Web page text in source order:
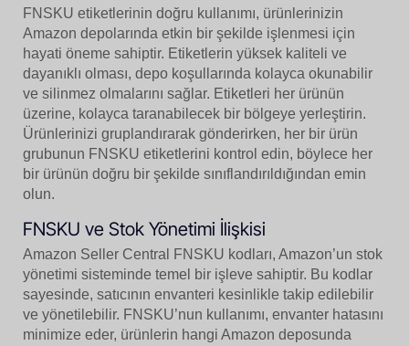
FNSKU etiketlerinin doğru kullanımı, ürünlerinizin
Amazon depolarında etkin bir şekilde işlenmesi için
hayati öneme sahiptir. Etiketlerin yüksek kaliteli ve
dayanıklı olması, depo koşullarında kolayca okunabilir
ve silinmez olmalarını sağlar. Etiketleri her ürünün
üzerine, kolayca taranabilecek bir bölgeye yerleştirin.
Ürünlerinizi gruplandırarak gönderirken, her bir ürün
grubunun FNSKU etiketlerini kontrol edin, böylece her
bir ürünün doğru bir şekilde sınıflandırıldığından emin
olun.
FNSKU ve Stok Yönetimi İlişkisi
Amazon Seller Central FNSKU kodları, Amazon’un stok
yönetimi sisteminde temel bir işleve sahiptir. Bu kodlar
sayesinde, satıcının envanteri kesinlikle takip edilebilir
ve yönetilebilir. FNSKU’nun kullanımı, envanter hatasını
minimize eder, ürünlerin hangi Amazon deposunda